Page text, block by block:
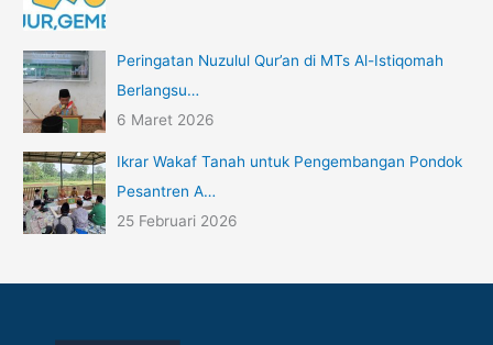
Peringatan Nuzulul Qur’an di MTs Al-Istiqomah
Berlangsu…
6 Maret 2026
Ikrar Wakaf Tanah untuk Pengembangan Pondok
Pesantren A…
25 Februari 2026